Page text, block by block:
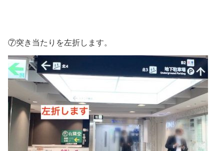
⑦突き当たりを左折します。